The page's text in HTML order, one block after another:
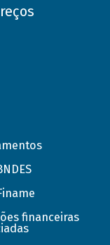
financeiras